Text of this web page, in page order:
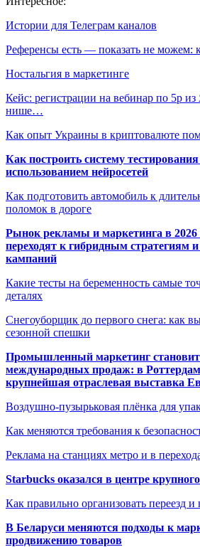
Истории для Телеграм каналов
Референсы есть — показать не
Ностальгия в маркетинге
Кейс: регистрации на вебинар по 5р
нише…
Как опыт Украины в криптовалюте
Как построить систему
использованием нейросетей
Как подготовить автомобиль к
поломок в дороге
Рынок рекламы и маркетинга в 2026
переходят к гибридным стратегиям
кампаний
Какие тесты на беременность самые
деталях
Снегоуборщик до первого снега: как
сезонной спешки
Промышленный маркетинг
международных продаж: в
крупнейшая отраслевая выставка
Воздушно-пузырьковая плёнка для
Как меняются требования к
Реклама на станциях метро и в
Starbucks оказался в центре
Как правильно организовать переезд и
В Беларуси меняются подходы к
продвижению товаров